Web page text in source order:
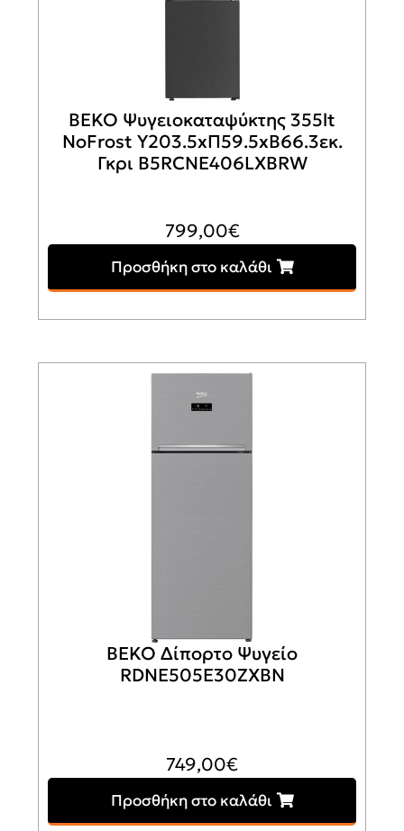
BEKO Ψυγειοκαταψύκτης 355lt
NoFrost Υ203.5xΠ59.5xΒ66.3εκ.
Γκρι B5RCNE406LXBRW
799,00€
Προσθήκη στο καλάθι
BEKO Δίπορτο Ψυγείο
RDNE505E30ZXBN
749,00€
Προσθήκη στο καλάθι